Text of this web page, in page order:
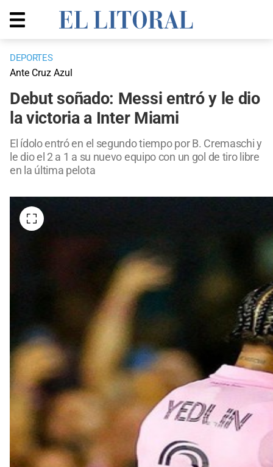
DEPORTES
Ante Cruz Azul
Debut soñado: Messi entró y le dio
la victoria a Inter Miami
El ídolo entró en el segundo tiempo por B. Cremaschi y
le dio el 2 a 1 a su nuevo equipo con un gol de tiro libre
en la última pelota